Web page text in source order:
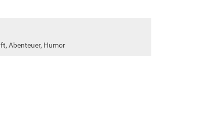
Abenteuer, Humor